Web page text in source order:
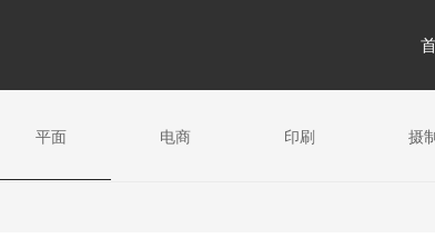
平面 电商 印刷 摄制